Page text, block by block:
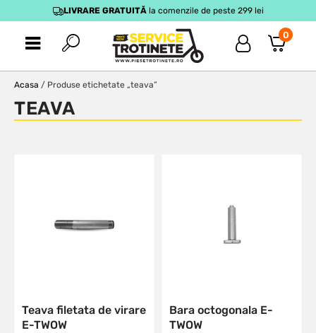
LIVRARE GRATUITĂla comenzile de peste 299 lei
0
Acasa / Produse etichetate „teava”
TEAVA
Teava filetata de virare
E-TWOW
Bara octogonala E-
TWOW